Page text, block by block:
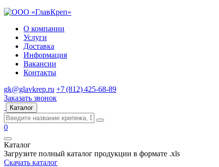
О компании
Услуги
Доставка
Информация
Вакансии
Контакты
gk@glavkrep.ru +7 (812) 425-68-89
Заказать звонок
Каталог
0
Каталог
Загрузите полный каталог продукции в формате .xls
Скачать каталог